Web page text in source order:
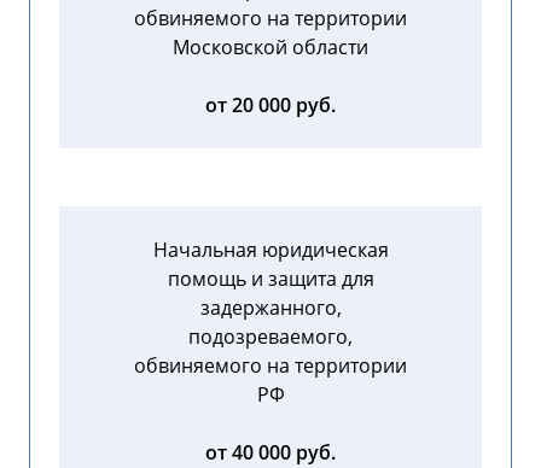
обвиняемого на территории
Московской области
от 20 000 руб.
Начальная юридическая
помощь и защита для
задержанного,
подозреваемого,
обвиняемого на территории
РФ
от 40 000 руб.